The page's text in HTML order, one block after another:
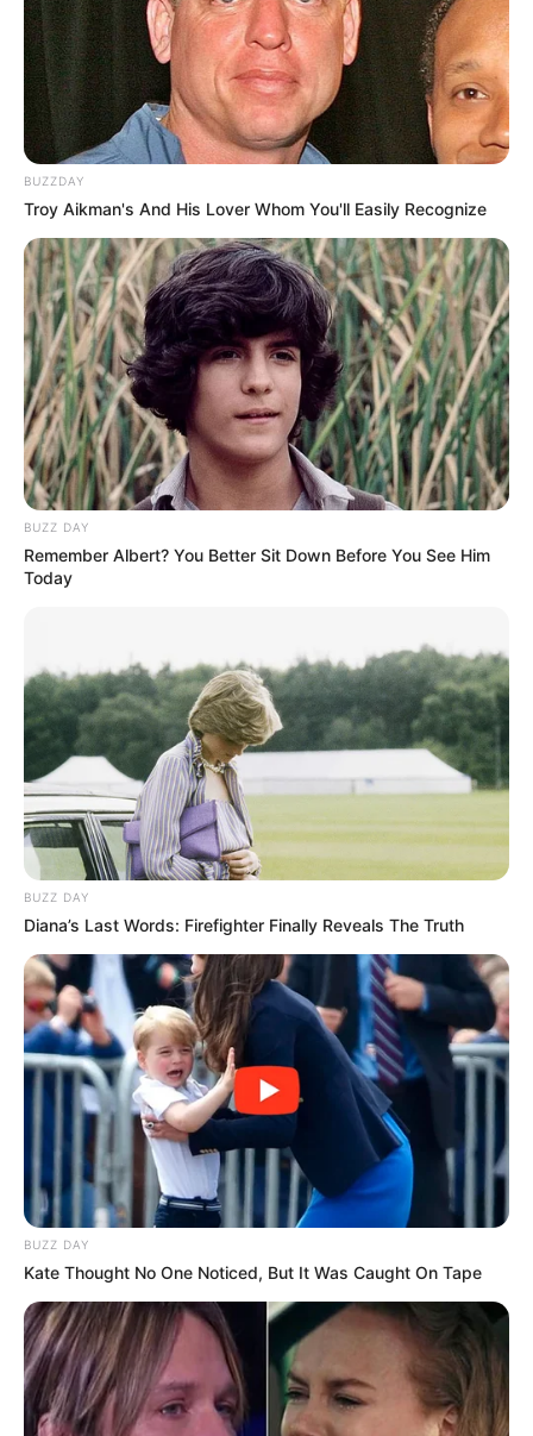
Η διοίκηση της PDVSA δεν έχει προχωρήσει σε
κάποια επίσημη τοποθέτηση, μην έχοντας
ανταποκριθεί στα αιτήματα του Τύπου για
λεπτομερή ενημέρωση.
Τελευταία νέα
Αντίστροφη μέτρηση για τον
πολιτιστικό θεσμό των “Ηπειρωτικών”
– Πρεμιέρα στις 22 Αυγούστου
Εισαγγελική παρέμβαση στον ΔΕΔΔΗΕ
Άρτας – Με χειροπέδες η τοπική ηγεσία
της υπηρεσίας
Απίστευτο περιστατικό στο «Ελ.
μαχαίρια και κλαδευτήρια στην τσάντα
στον Δενδροπόταμο – Μεταφέρθηκε
στο νοσοκομείο
Δείτε όλες τις τελευταίες
τον Κόσμο, τη στιγμή που συμβαίνουν, στο Newstok.gr
BUZZDAY
Troy Aikman's And His Lover Whom You'll Easily Recognize
BUZZ DAY
Remember Albert? You Better Sit Down Before You See Him
Today
BUZZ DAY
Diana’s Last Words: Firefighter Finally Reveals The Truth
BUZZ DAY
Kate Thought No One Noticed, But It Was Caught On Tape